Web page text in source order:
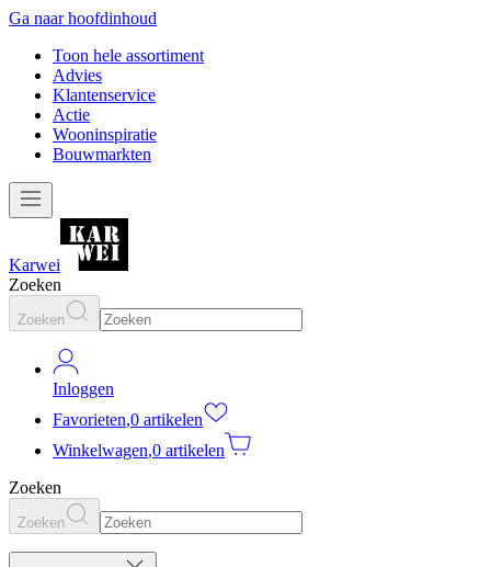
Ga naar hoofdinhoud
Toon hele assortiment
Advies
Klantenservice
Actie
Wooninspiratie
Bouwmarkten
Karwei
Zoeken
Zoeken
Inloggen
Favorieten,0 artikelen
Winkelwagen,0 artikelen
Zoeken
Zoeken